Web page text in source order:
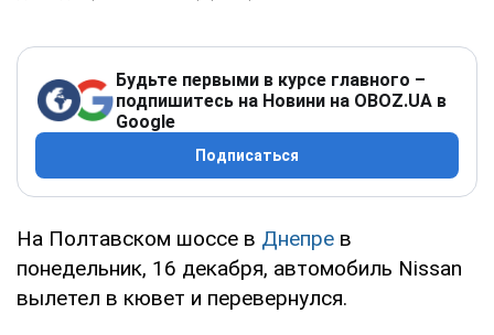
Будьте первыми в курсе главного –
подпишитесь на Новини на OBOZ.UA в
Google
Подписаться
На Полтавском шоссе в Днепре в
понедельник, 16 декабря, автомобиль Nissan
вылетел в кювет и перевернулся.